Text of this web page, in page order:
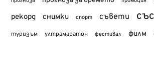
рекорд снимки спорт съвети
туризъм ултрамаратон фестивал филм